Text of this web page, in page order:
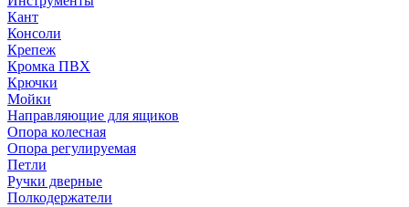
Кант
Консоли
Крепеж
Кромка ПВХ
Крючки
Мойки
Направляющие для ящиков
Опора колесная
Опора регулируемая
Петли
Ручки дверные
Полкодержатели